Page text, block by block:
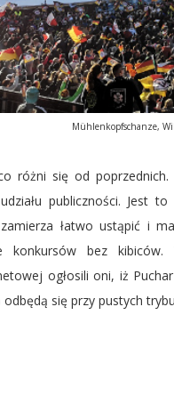
Mühlenkopfschanze,
różni się od
publiczności. Jest
łatwo ustąpić i
konkursów bez
ogłosili oni, iż
się przy pustych